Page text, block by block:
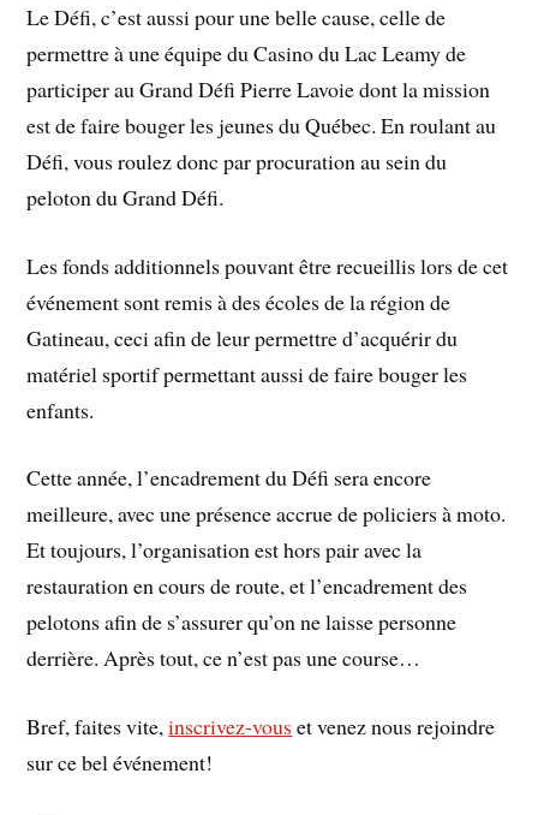
Le Défi, c’est aussi pour une belle cause, celle de
permettre à une équipe du Casino du Lac Leamy de
participer au Grand Défi Pierre Lavoie dont la mission
est de faire bouger les jeunes du Québec. En roulant au
Défi, vous roulez donc par procuration au sein du
peloton du Grand Défi.
Les fonds additionnels pouvant être recueillis lors de cet
événement sont remis à des écoles de la région de
Gatineau, ceci afin de leur permettre d’acquérir du
matériel sportif permettant aussi de faire bouger les
enfants.
Cette année, l’encadrement du Défi sera encore
meilleure, avec une présence accrue de policiers à moto.
Et toujours, l’organisation est hors pair avec la
restauration en cours de route, et l’encadrement des
pelotons afin de s’assurer qu’on ne laisse personne
derrière. Après tout, ce n’est pas une course…
Bref, faites vite,inscrivez-vous et venez nous rejoindre
sur ce bel événement!